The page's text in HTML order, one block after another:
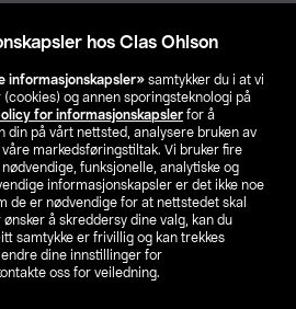
hos Clas Ohlson
informasjonskapsler» samtykker du i at vi
og annen sporingsteknologi på
for informasjonskapsler for å
din på vårt nettsted, analysere bruken av
markedsføringstiltak. Vi bruker fire
funksjonelle, analytiske og
informasjonskapsler er det ikke noe
de er nødvendige for at nettstedet skal
å skreddersy dine valg, kan du
samtykke er frivillig og kan trekkes
dine innstillinger for
oss for veiledning.
Finn din butikk
SE NO FI